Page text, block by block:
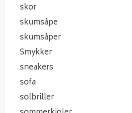
skor
skumsåpe
skumsåper
Smykker
sneakers
sofa
solbriller